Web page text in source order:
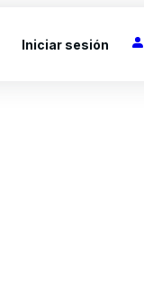
Iniciar sesión